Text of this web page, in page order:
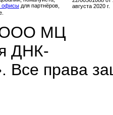
офисы для партнёров,
августа 2020 г.
ООО МЦ
ДНК-
Все права